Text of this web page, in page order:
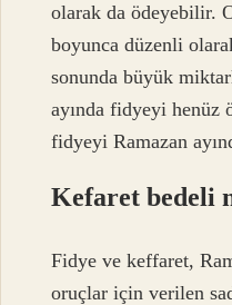
olarak da ödeyebilir.
boyunca düzenli
sonunda büyük
ayında fidyeyi henüz
fidyeyi Ramazan
Kefaret bedeli
Fidye ve keffaret,
oruçlar için verilen